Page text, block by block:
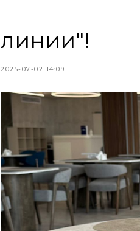
Открытие
линии"!
2025-07-02 14:09